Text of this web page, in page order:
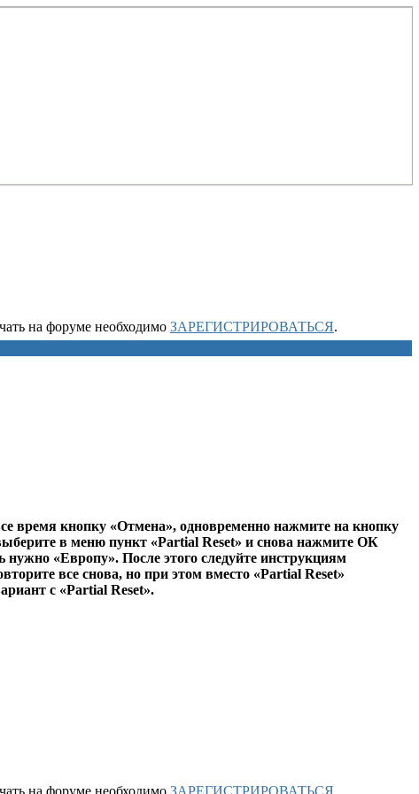
на форуме необходимо ЗАРЕГИСТРИРОВАТЬСЯ.
время кнопку «Отмена», одновременно нажмите на кнопку
в меню пункт «Partial Reset» и снова нажмите ОК
«Европу». После этого следуйте инструкциям
все снова, но при этом вместо «Partial Reset»
с «Partial Reset».
на форуме необходимо ЗАРЕГИСТРИРОВАТЬСЯ